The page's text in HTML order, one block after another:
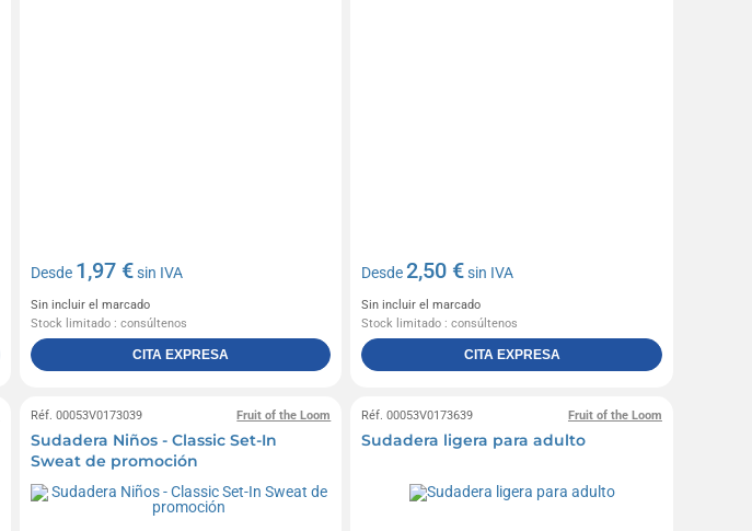
Desde 1,97 €sin IVA
Sin incluir el marcado
Stock limitado : consúltenos
CITA EXPRESA
Desde2,50 €sin IVA
Sin incluir el marcado
Stock limitado : consúltenos
CITA EXPRESA
Fruit of the Loom
Réf. 00053V0173039
Sudadera Niños - Classic Set-In
Sweat de promoción
Fruit of the Loom
Réf. 00053V0173639
Sudadera ligera para adulto